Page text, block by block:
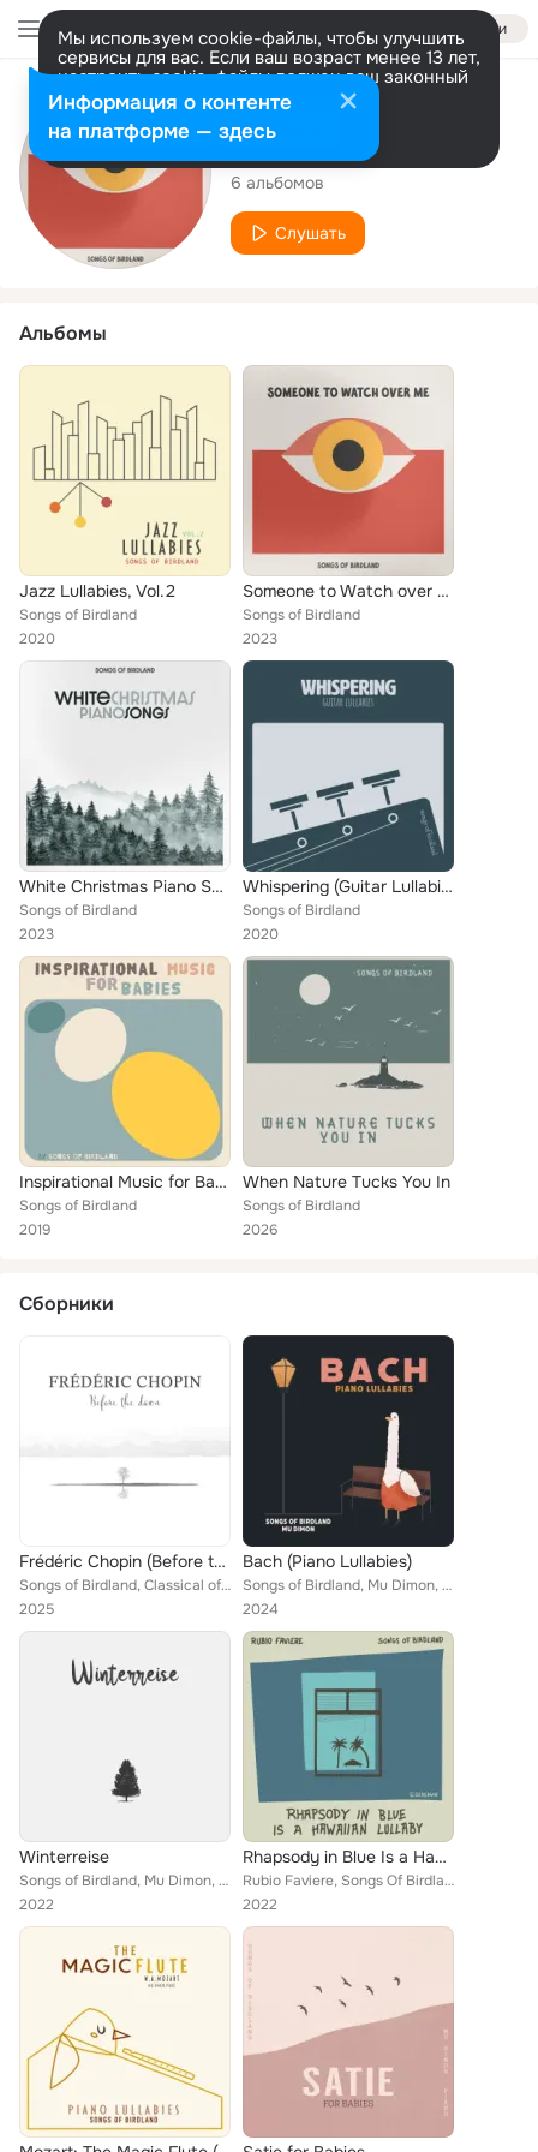
Войти
Мы используем cookie-файлы, чтобы улучшить
сервисы для вас. Если ваш возраст менее 13 лет,
настроить cookie-файлы должен ваш законный
представитель. Больше информации
Разрешить все Настроить
Исполнитель
Songs of Birdland
6 альбомов
Слушать
Альбомы
Jazz Lullabies, Vol.2
Songs of Birdland
2020
Someone to Watch over Me
Songs of Birdland
2023
White Christmas Piano Songs
Songs of Birdland
2023
Whispering (Guitar Lullabies)
Songs of Birdland
2020
Inspirational Music for Babies
Songs of Birdland
2019
When Nature Tucks You In
Songs of Birdland
2026
Сборники
Frédéric Chopin (Before the Dawn)
Songs of Birdland, Classical of Birdland, Mu Dimon
2025
Bach (Piano Lullabies)
Songs of Birdland, Mu Dimon, Classical of Birdland
2024
Winterreise
Songs of Birdland, Mu Dimon, Classical of Birdland
2022
Rhapsody in Blue Is a Hawaiian Lullaby
Rubio Faviere, Songs Of Birdland
2022
Информация о контенте
на платформе — здесь